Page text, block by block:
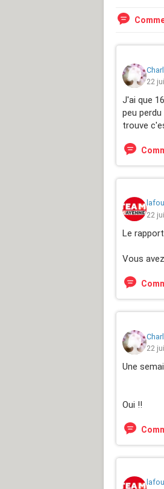
22
J'ai que
peu
trouve
22
Le
Vous
22
Une
Oui !!